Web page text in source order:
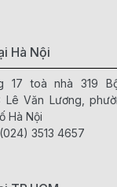
là loại bếp sử
có thiết kế đơn giản,
loại nồi chảo khác
của bếp
Hà Nội
17 toà nhà 319
Lê Văn Lương,
Hà Nội
(024) 3513 4657